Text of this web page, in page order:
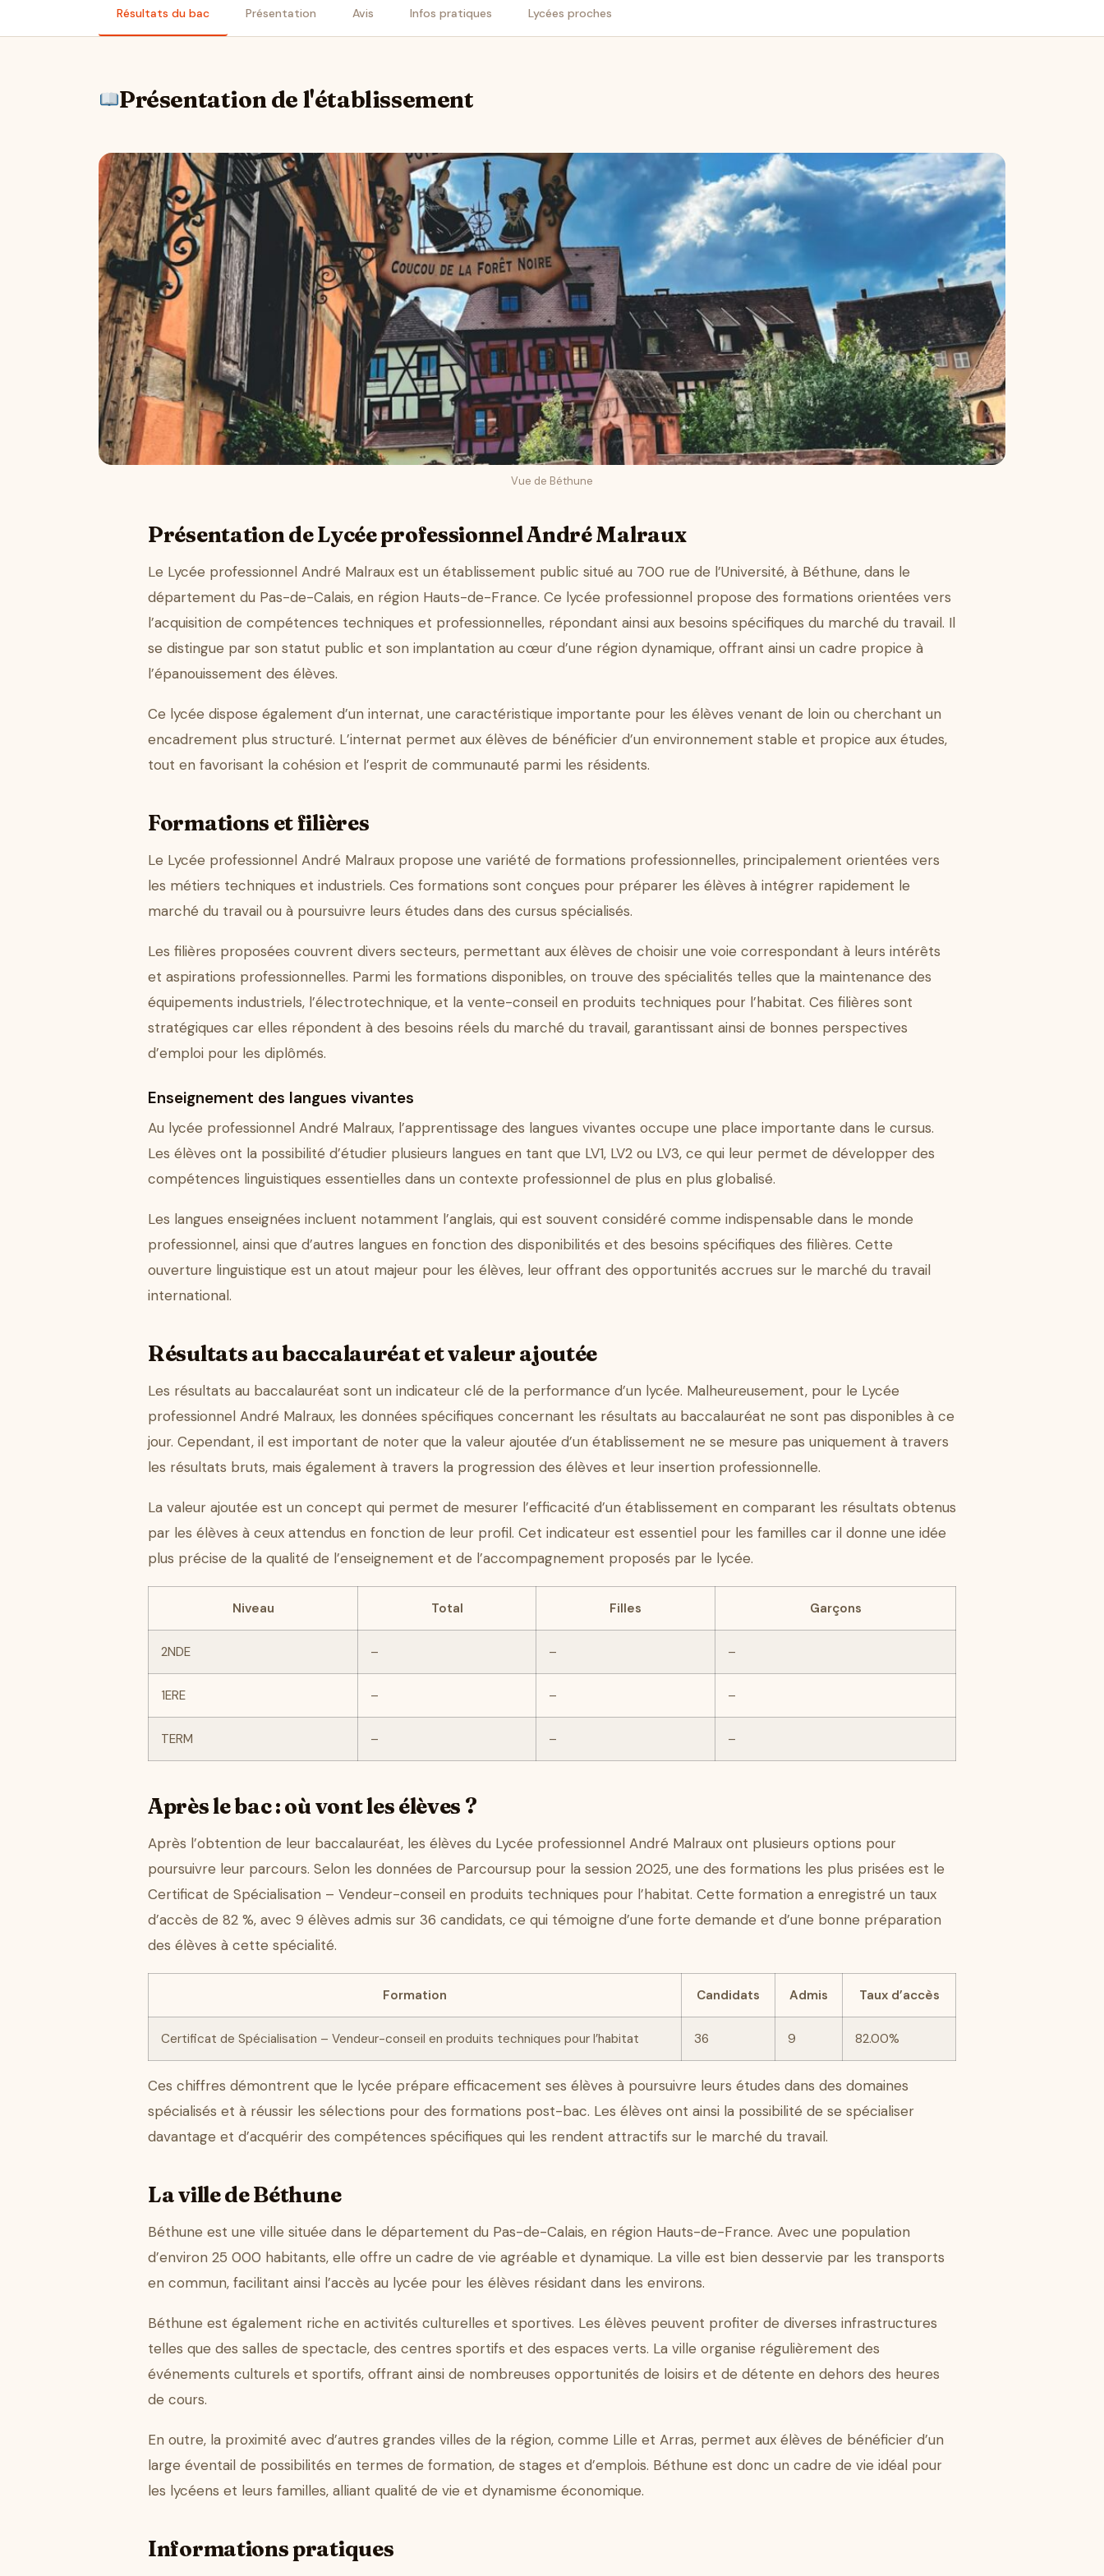
Résultats du bac Présentation Avis Infos pratiques Lycées proches
Présentation de l'établissement
Vue de Béthune
Présentation de Lycée professionnel André Malraux
Le Lycée professionnel André Malraux est un établissement public situé au 700 rue de l’Université, à Béthune, dans le
département du Pas-de-Calais, en région Hauts-de-France. Ce lycée professionnel propose des formations orientées vers
l’acquisition de compétences techniques et professionnelles, répondant ainsi aux besoins spécifiques du marché du travail. Il
se distingue par son statut public et son implantation au cœur d’une région dynamique, offrant ainsi un cadre propice à
l’épanouissement des élèves.
Ce lycée dispose également d’un internat, une caractéristique importante pour les élèves venant de loin ou cherchant un
encadrement plus structuré. L’internat permet aux élèves de bénéficier d’un environnement stable et propice aux études,
tout en favorisant la cohésion et l’esprit de communauté parmi les résidents.
Formations et filières
Le Lycée professionnel André Malraux propose une variété de formations professionnelles, principalement orientées vers
les métiers techniques et industriels. Ces formations sont conçues pour préparer les élèves à intégrer rapidement le
marché du travail ou à poursuivre leurs études dans des cursus spécialisés.
Les filières proposées couvrent divers secteurs, permettant aux élèves de choisir une voie correspondant à leurs intérêts
et aspirations professionnelles. Parmi les formations disponibles, on trouve des spécialités telles que la maintenance des
équipements industriels, l’électrotechnique, et la vente-conseil en produits techniques pour l’habitat. Ces filières sont
stratégiques car elles répondent à des besoins réels du marché du travail, garantissant ainsi de bonnes perspectives
d’emploi pour les diplômés.
Enseignement des langues vivantes
Au lycée professionnel André Malraux, l’apprentissage des langues vivantes occupe une place importante dans le cursus.
Les élèves ont la possibilité d’étudier plusieurs langues en tant que LV1, LV2 ou LV3, ce qui leur permet de développer des
compétences linguistiques essentielles dans un contexte professionnel de plus en plus globalisé.
Les langues enseignées incluent notamment l’anglais, qui est souvent considéré comme indispensable dans le monde
professionnel, ainsi que d’autres langues en fonction des disponibilités et des besoins spécifiques des filières. Cette
ouverture linguistique est un atout majeur pour les élèves, leur offrant des opportunités accrues sur le marché du travail
international.
Résultats au baccalauréat et valeur ajoutée
Les résultats au baccalauréat sont un indicateur clé de la performance d’un lycée. Malheureusement, pour le Lycée
professionnel André Malraux, les données spécifiques concernant les résultats au baccalauréat ne sont pas disponibles à ce
jour. Cependant, il est important de noter que la valeur ajoutée d’un établissement ne se mesure pas uniquement à travers
les résultats bruts, mais également à travers la progression des élèves et leur insertion professionnelle.
La valeur ajoutée est un concept qui permet de mesurer l’efficacité d’un établissement en comparant les résultats obtenus
par les élèves à ceux attendus en fonction de leur profil. Cet indicateur est essentiel pour les familles car il donne une idée
plus précise de la qualité de l’enseignement et de l’accompagnement proposés par le lycée.
Niveau Total Filles Garçons
2NDE – – –
1ERE – – –
TERM – – –
Après le bac : où vont les élèves ?
Après l’obtention de leur baccalauréat, les élèves du Lycée professionnel André Malraux ont plusieurs options pour
poursuivre leur parcours. Selon les données de Parcoursup pour la session 2025, une des formations les plus prisées est le
Certificat de Spécialisation – Vendeur-conseil en produits techniques pour l’habitat. Cette formation a enregistré un taux
d’accès de 82 %, avec 9 élèves admis sur 36 candidats, ce qui témoigne d’une forte demande et d’une bonne préparation
des élèves à cette spécialité.
Formation Candidats Admis Taux d’accès
Certificat de Spécialisation – Vendeur-conseil en produits techniques pour l’habitat 36 9 82.00%
Ces chiffres démontrent que le lycée prépare efficacement ses élèves à poursuivre leurs études dans des domaines
spécialisés et à réussir les sélections pour des formations post-bac. Les élèves ont ainsi la possibilité de se spécialiser
davantage et d’acquérir des compétences spécifiques qui les rendent attractifs sur le marché du travail.
La ville de Béthune
Béthune est une ville située dans le département du Pas-de-Calais, en région Hauts-de-France. Avec une population
d’environ 25 000 habitants, elle offre un cadre de vie agréable et dynamique. La ville est bien desservie par les transports
en commun, facilitant ainsi l’accès au lycée pour les élèves résidant dans les environs.
Béthune est également riche en activités culturelles et sportives. Les élèves peuvent profiter de diverses infrastructures
telles que des salles de spectacle, des centres sportifs et des espaces verts. La ville organise régulièrement des
événements culturels et sportifs, offrant ainsi de nombreuses opportunités de loisirs et de détente en dehors des heures
de cours.
En outre, la proximité avec d’autres grandes villes de la région, comme Lille et Arras, permet aux élèves de bénéficier d’un
large éventail de possibilités en termes de formation, de stages et d’emplois. Béthune est donc un cadre de vie idéal pour
les lycéens et leurs familles, alliant qualité de vie et dynamisme économique.
Informations pratiques